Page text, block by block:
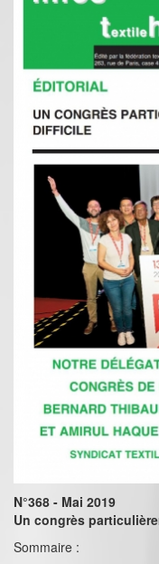
N°368 - Mai 2019
Un congrès
Sommaire :